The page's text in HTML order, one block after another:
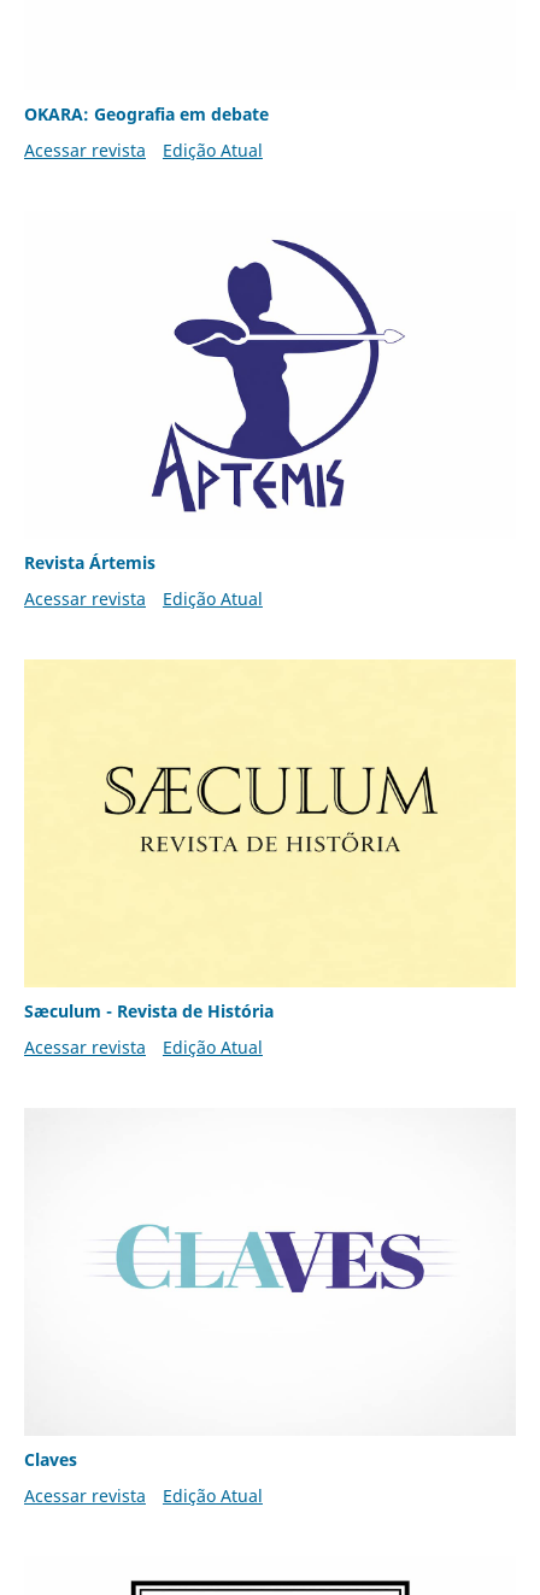
OKARA: Geografia em debate
Acessar revista
Edição Atual
Revista Ártemis
Acessar revista
Edição Atual
Sæculum - Revista de História
Acessar revista
Edição Atual
Claves
Acessar revista
Edição Atual